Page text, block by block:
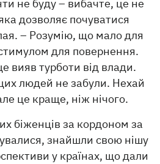
не буду – вибачте, це не
дозволяє почуватися
– Розумію, що мало для
для повернення.
вияв турботи від влади.
людей не забули. Нехай
це краще, ніж нічого.
біженців за кордоном за
знайшли свою нішу
у країнах, що дали